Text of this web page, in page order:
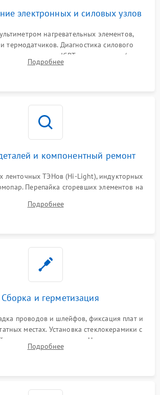
электронных и силовых узлов
нагревательных элементов,
термодатчиков. Диагностика силового
мостов и IGBT-транзисторов (для
кранов и газ-контроля (для газовых
Подробнее
и компонентный ремонт
ленточных ТЭНов (Hi-Light), индукторных
Перепайка сгоревших элементов на
контактов и замена поврежденной
Подробнее
и герметизация
проводов и шлейфов, фиксация плат и
местах. Установка стеклокерамики с
равномерности зазоров. Нанесение
герметика или укладка уплотнительной
Подробнее